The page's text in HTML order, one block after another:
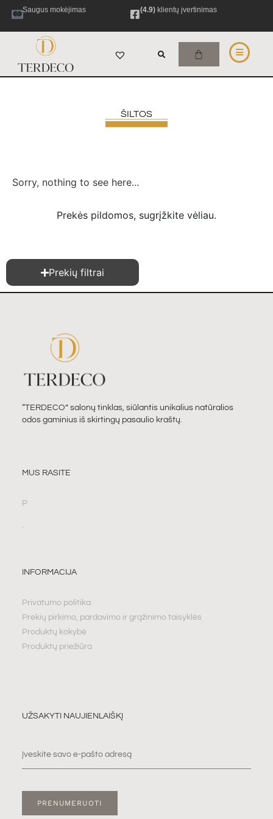
Saugus mokėjimas (4.9)klientų įvertinimas
ŠILTOS
Sorry, nothing to see here...
Prekės pildomos, sugrįžkite vėliau.
Prekių filtrai
“TERDECO” salonų tinklas, siūlantis unikalius natūralios
odos gaminius iš skirtingų pasaulio kraštų.
MUS RASITE
P
.
INFORMACIJA
Privatumo politika
Prekių pirkimo, pardavimo ir grąžinimo taisyklės
Produktų kokybė
Produktų priežiūra
UŽSAKYTI NAUJIENLAIŠKĮ
PRENUMERUOTI